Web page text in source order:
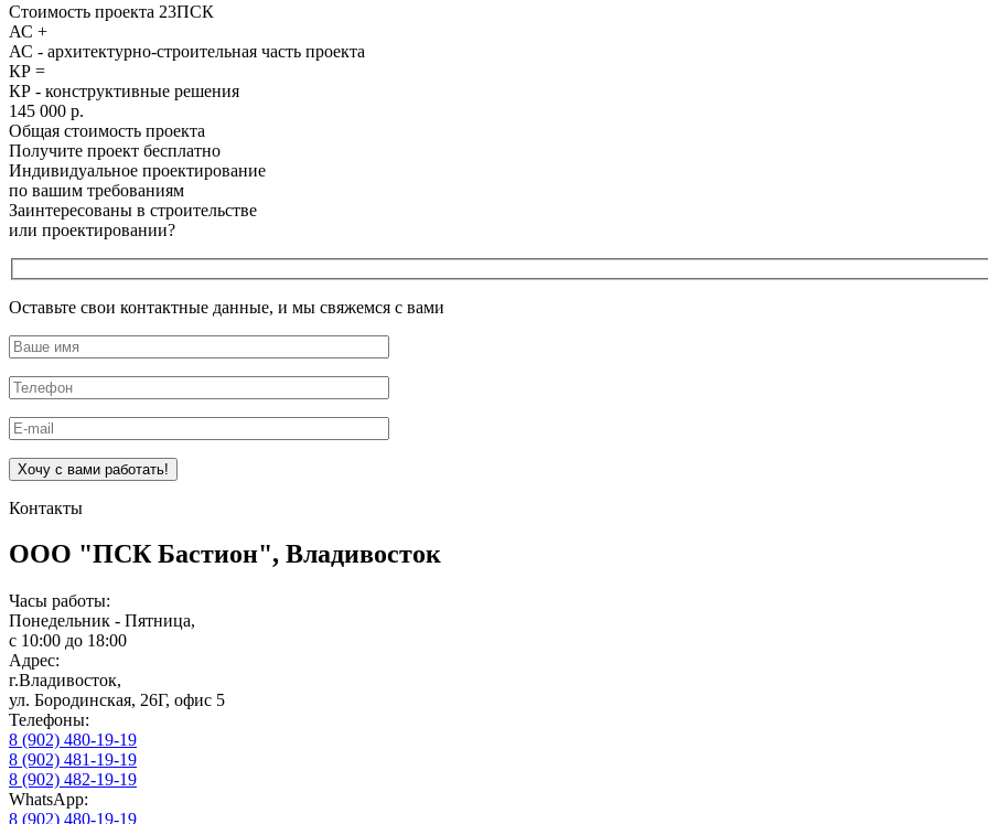
Стоимость проекта 23ПСК
АС +
АС - архитектурно-строительная часть проекта
КР =
КР - конструктивные решения
145 000 р.
Общая стоимость проекта
Получите проект бесплатно
Индивидуальное проектирование
по вашим требованиям
Заинтересованы в строительстве
или проектировании?
Оставьте свои контактные данные, и мы свяжемся с вами
Оставьте это поле пустым.
Контакты
ООО "ПСК Бастион", Владивосток
Часы работы:
Понедельник - Пятница,
с 10:00 до 18:00
Адрес:
г.Владивосток,
ул. Бородинская, 26Г, офис 5
Телефоны:
8 (902) 480-19-19
8 (902) 481-19-19
8 (902) 482-19-19
WhatsApp:
8 (902) 480-19-19